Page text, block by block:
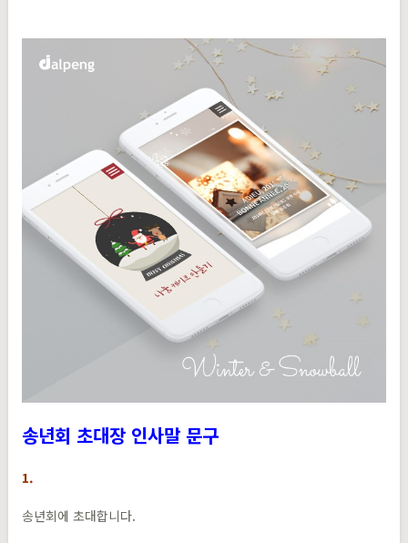
​송년회 초대장 인사말 문구
1.
송년회에 초대합니다.